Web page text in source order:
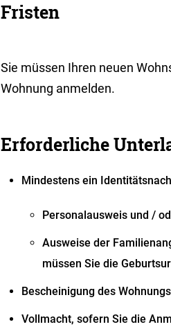
Fristen
Sie müssen Ihren neuen
Wohnung anmelden.
Erforderliche
Mindestens ein
Personalausweis und /
Ausweise der
müssen Sie die
Bescheinigung des
Vollmacht, sofern Sie die